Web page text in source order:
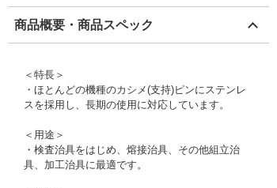
商品概要・商品スペック
＜特長＞
・ほとんどの機種のカシメ(支持)ピンにステンレ
スを採用し、長期の使用に対応しています。
＜用途＞
・検査治具をはじめ、熔接治具、その他組立治
具、加工治具に最適です。